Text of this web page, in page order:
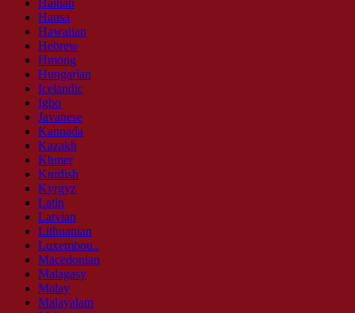
Haitian
Hausa
Hawaiian
Hebrew
Hmong
Hungarian
Icelandic
Igbo
Javanese
Kannada
Kazakh
Khmer
Kurdish
Kyrgyz
Latin
Latvian
Lithuanian
Luxembou..
Macedonian
Malagasy
Malay
Malayalam